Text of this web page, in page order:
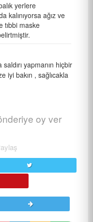
yerlere
kalınıyorsa ağız ve
tıbbi maske
yapmanın hiçbir
iyi bakın , sağlıcakla
oy ver